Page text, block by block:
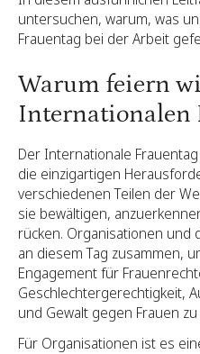
untersuchen, warum, was
Frauentag bei der Arbeit
Warum feiern
Internationalen
Der Internationale
die einzigartigen
verschiedenen Teilen der
sie bewältigen,
rücken. Organisationen und
an diesem Tag zusammen,
Engagement für
Geschlechtergerechtigkeit,
und Gewalt gegen Frauen
Für Organisationen ist es